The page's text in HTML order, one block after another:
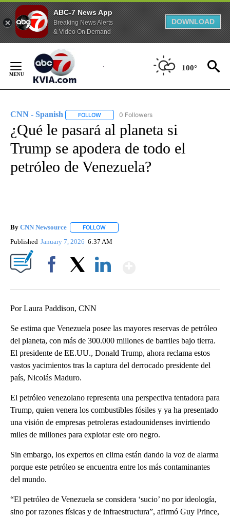
ABC-7 News App
Breaking News Alerts
& Video On Demand
DOWNLOAD
Content
100°
CNN - Spanish FOLLOW FOLLOW "CNN - SPANISH" TO RECEIVE
0 Followers
¿Qué le pasará al planeta si
Trump se apodera de todo el
petróleo de Venezuela?
By CNN Newsource FOLLOW
Published January 7, 2026 6:37 AM
Por Laura Paddison, CNN
Se estima que Venezuela posee las mayores reservas de petróleo
del planeta, con más de 300.000 millones de barriles bajo tierra.
El presidente de EE.UU., Donald Trump, ahora reclama estos
vastos yacimientos tras la captura del derrocado presidente del
país, Nicolás Maduro.
El petróleo venezolano representa una perspectiva tentadora para
Trump, quien venera los combustibles fósiles y ya ha presentado
una visión de empresas petroleras estadounidenses invirtiendo
miles de millones para explotar este oro negro.
Sin embargo, los expertos en clima están dando la voz de alarma
porque este petróleo se encuentra entre los más contaminantes
del mundo.
“El petróleo de Venezuela se considera ‘sucio’ no por ideología,
sino por razones físicas y de infraestructura”, afirmó Guy Prince,